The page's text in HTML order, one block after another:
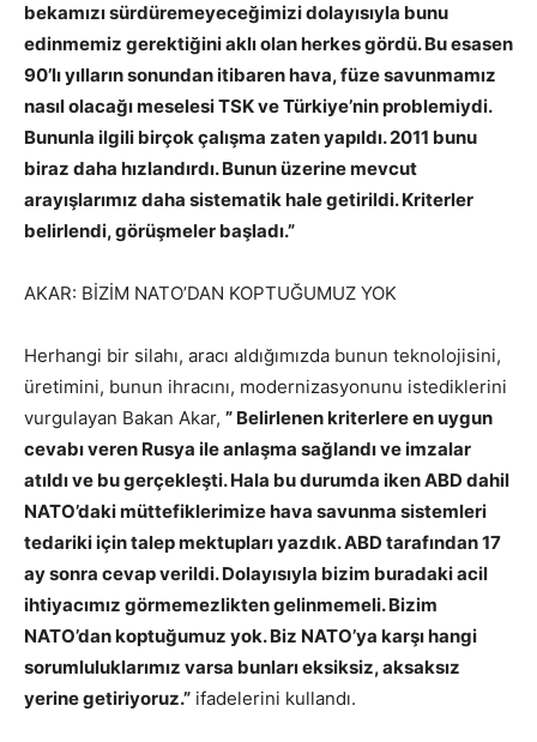
bekamızı sürdüremeyeceğimizi dolayısıyla bunu
edinmemiz gerektiğini aklı olan herkes gördü. Bu esasen
90’lı yılların sonundan itibaren hava, füze savunmamız
nasıl olacağı meselesi TSK ve Türkiye’nin problemiydi.
Bununla ilgili birçok çalışma zaten yapıldı. 2011 bunu
biraz daha hızlandırdı. Bunun üzerine mevcut
arayışlarımız daha sistematik hale getirildi. Kriterler
belirlendi, görüşmeler başladı.”
AKAR: BİZİM NATO’DAN KOPTUĞUMUZ YOK
Herhangi bir silahı, aracı aldığımızda bunun teknolojisini,
üretimini, bunun ihracını, modernizasyonunu istediklerini
vurgulayan Bakan Akar, ” Belirlenen kriterlere en uygun
cevabı veren Rusya ile anlaşma sağlandı ve imzalar
atıldı ve bu gerçekleşti. Hala bu durumda iken ABD dahil
NATO’daki müttefiklerimize hava savunma sistemleri
tedariki için talep mektupları yazdık. ABD tarafından 17
ay sonra cevap verildi. Dolayısıyla bizim buradaki acil
ihtiyacımız görmemezlikten gelinmemeli. Bizim
NATO’dan koptuğumuz yok. Biz NATO’ya karşı hangi
sorumluluklarımız varsa bunları eksiksiz, aksaksız
yerine getiriyoruz.” ifadelerini kullandı.